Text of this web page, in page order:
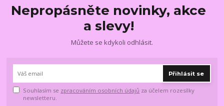
Nepropásněte novinky, akce
a slevy!
Můžete se kdykoli odhlásit.
Přihlásit se
Souhlasím se zpracováním osobních údajů za účelem rozesílky
newsletteru.